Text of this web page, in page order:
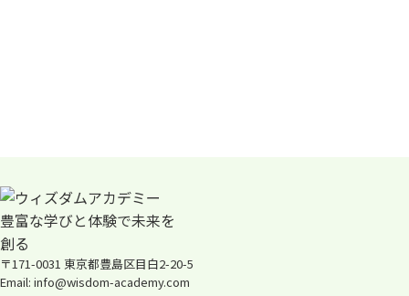
〒171-0031 東京都豊島区目白2-20-5
Email: info@wisdom-academy.com